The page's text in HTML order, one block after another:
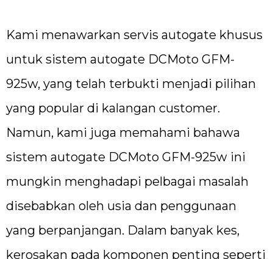
Kami menawarkan servis autogate khusus
untuk sistem autogate DCMoto GFM-
925w, yang telah terbukti menjadi pilihan
yang popular di kalangan customer.
Namun, kami juga memahami bahawa
sistem autogate DCMoto GFM-925w ini
mungkin menghadapi pelbagai masalah
disebabkan oleh usia dan penggunaan
yang berpanjangan. Dalam banyak kes,
kerosakan pada komponen penting seperti